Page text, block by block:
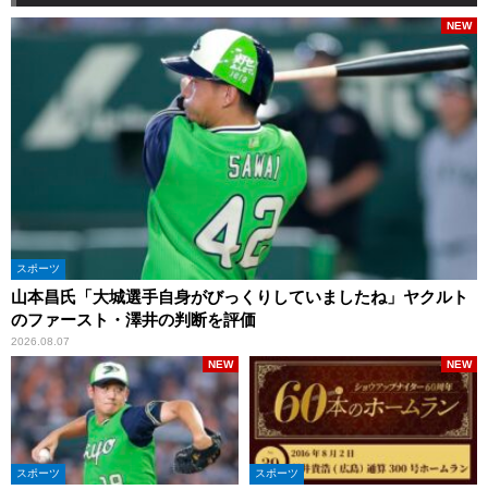
スポーツ
山本昌氏「大城選手自身がびっくりしていましたね」ヤクルト
のファースト・澤井の判断を評価
2026.08.07
NEW
スポーツ
NEW
スポーツ
NEW